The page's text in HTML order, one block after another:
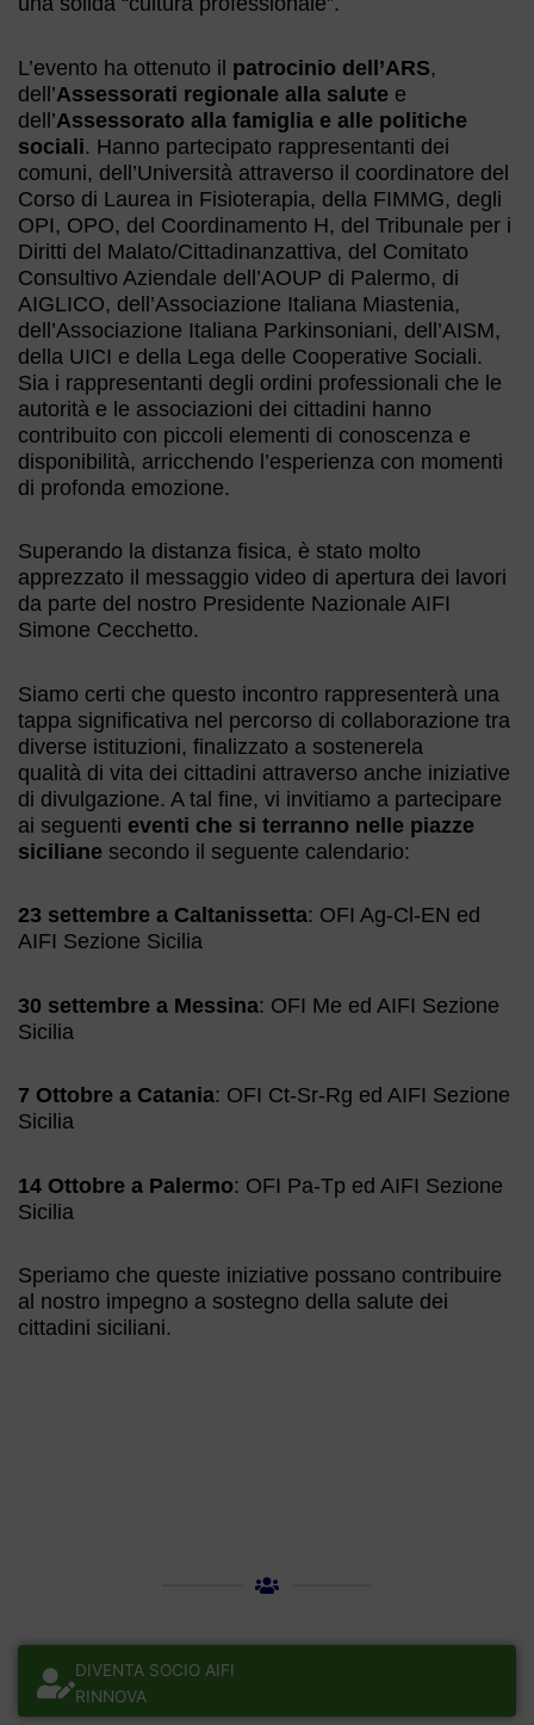
L’evento ha ottenuto il patrocinio dell’ARS,
dell’Assessorati regionale alla salute e
dell’Assessorato alla famiglia e alle politiche
sociali. Hanno partecipato rappresentanti dei
comuni, dell’Università attraverso il coordinatore del
Corso di Laurea in Fisioterapia, della FIMMG, degli
OPI, OPO, del Coordinamento H, del Tribunale per i
Diritti del Malato/Cittadinanzattiva, del Comitato
Consultivo Aziendale dell’AOUP di Palermo, di
AIGLICO, dell’Associazione Italiana Miastenia,
dell’Associazione Italiana Parkinsoniani, dell’AISM,
della UICI e della Lega delle Cooperative Sociali.
Sia i rappresentanti degli ordini professionali che le
autorità e le associazioni dei cittadini hanno
contribuito con piccoli elementi di conoscenza e
disponibilità, arricchendo l’esperienza con momenti
di profonda emozione.
Superando la distanza fisica, è stato molto
apprezzato il messaggio video di apertura dei lavori
da parte del nostro Presidente Nazionale AIFI
Simone Cecchetto.
Siamo certi che questo incontro rappresenterà una
tappa significativa nel percorso di collaborazione tra
diverse istituzioni, finalizzato a sostenerela
qualità di vita dei cittadini attraverso anche iniziative
di divulgazione. A tal fine, vi invitiamo a partecipare
ai seguenti eventi che si terranno nelle piazze
siciliane secondo il seguente calendario:
23 settembre a Caltanissetta: OFI Ag-Cl-EN ed
AIFI Sezione Sicilia
30 settembre a Messina: OFI Me ed AIFI Sezione
Sicilia
7 Ottobre a Catania: OFI Ct-Sr-Rg ed AIFI Sezione
Sicilia
14 Ottobre a Palermo: OFI Pa-Tp ed AIFI Sezione
Sicilia
Speriamo che queste iniziative possano contribuire
al nostro impegno a sostegno della salute dei
cittadini siciliani.
DIVENTA SOCIO AIFI
RINNOVA